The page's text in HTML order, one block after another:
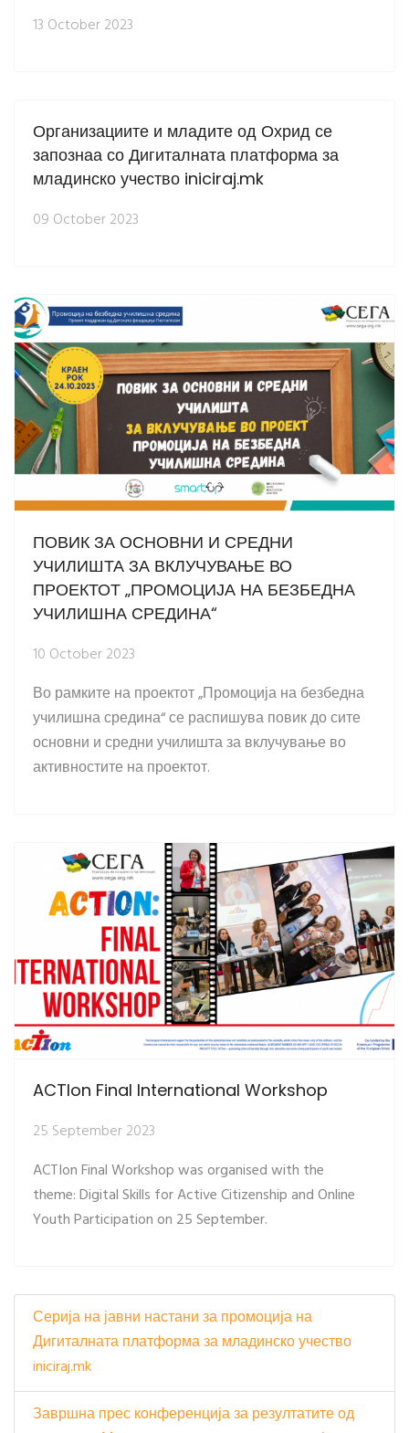
13 October 2023
Организациите и младите од Охрид се
запознаа со Дигиталната платформа за
младинско учество iniciraj.mk
09 October 2023
ПОВИК ЗА ОСНОВНИ И СРЕДНИ
УЧИЛИШТА ЗА ВКЛУЧУВАЊЕ ВО
ПРОЕКТОТ „ПРОМОЦИЈА НА БЕЗБЕДНА
УЧИЛИШНА СРЕДИНА“
10 October 2023
Во рамките на проектот „Промоција на безбедна
училишна средина“ се распишува повик до сите
основни и средни училишта за вклучување во
активностите на проектот.
ACTIon Final International Workshop
25 September 2023
ACTIon Final Workshop was organised with the
theme: Digital Skills for Active Citizenship and Online
Youth Participation on 25 September.
Серија на јавни настани за промоција на
Дигиталната платформа за младинско учество
iniciraj.mk
Завршна прес конференција за резултатите од